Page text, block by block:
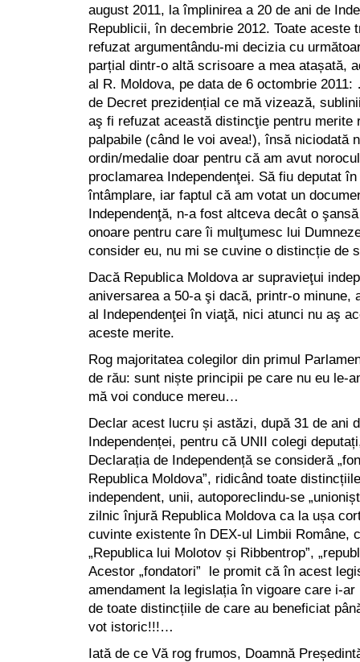
august 2011, la împlinirea a 20 de ani de
Republicii, în decembrie 2012. Toate aceste
refuzat argumentându-mi decizia cu
parțial dintr-o altă scrisoare a mea atașată,
al R. Moldova, pe data de 6 octombrie
de Decret prezidențial ce mă vizează,
aş fi refuzat această distincţie pentru merite
palpabile (când le voi avea!), însă niciodată
ordin/medalie doar pentru că am avut
proclamarea Independenţei. Să fiu deputat
întâmplare, iar faptul că am votat un
Independenţă, n-a fost altceva decât o
onoare pentru care îi mulţumesc lui
consider eu, nu mi se cuvine o distincție de
Dacă Republica Moldova ar supravieţui
aniversarea a 50-a şi dacă, printr-o minune,
al Independenţei în viaţă, nici atunci nu aş
aceste merite.
Rog majoritatea colegilor din primul
de rău: sunt niște principii pe care nu eu le-
mă voi conduce mereu…
Declar acest lucru și astăzi, după 31 de ani
Independenței, pentru că UNII colegi
Declarația de Independență se consideră
Republica Moldova”, ridicând toate
independent, unii, autoporeclindu-se
zilnic înjură Republica Moldova ca la ușa
cuvinte existente în DEX-ul Limbii Române,
„Republica lui Molotov și Ribbentrop”,
Acestor „fondatori” le promit că în acest
amendament la legislația în vigoare care i-
de toate distincțiile de care au beneficiat
vot istoric!!!…
Iată de ce Vă rog frumos, Doamnă